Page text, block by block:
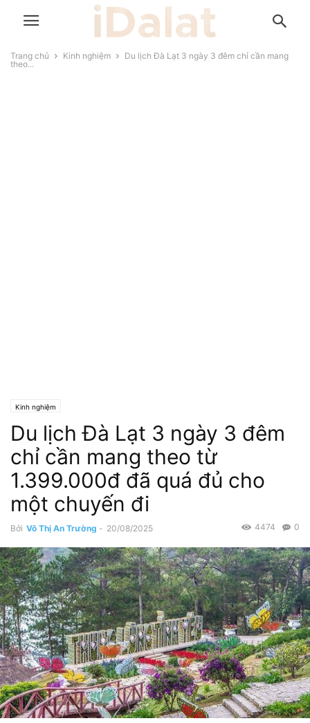
Trang chủ Kinh nghiệm
Du lịch Đà Lạt 3 ngày 3 đêm chỉ cần mang
theo...
Kinh nghiệm
Du lịch Đà Lạt 3 ngày 3 đêm
chỉ cần mang theo từ
1.399.000đ đã quá đủ cho
một chuyến đi
Bởi Võ Thị An Trường - 20/08/2025 0
4474